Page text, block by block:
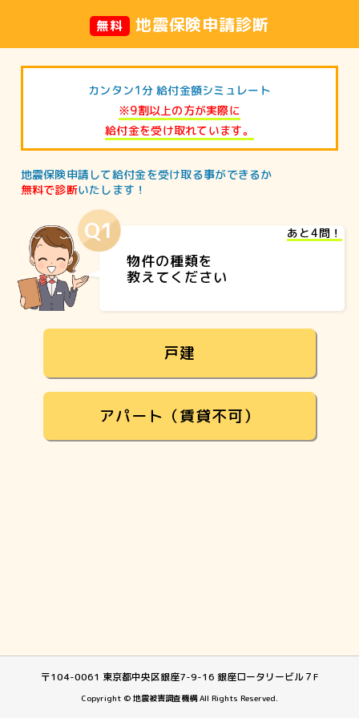
無料 地震保険申請診断
カンタン1分 給付金額シミュレート
※9割以上の方が実際に
給付金を受け取れています。
地震保険申請して給付金を受け取る事ができるか
無料で診断いたします！
Q1
物件の種類を
教えてください
あと4問！
戸建
アパート（賃貸不可）
〒104-0061 東京都中央区銀座7-9-16 銀座ロータリービル７F
Copyright © 地震被害調査機構 All Rights Reserved.